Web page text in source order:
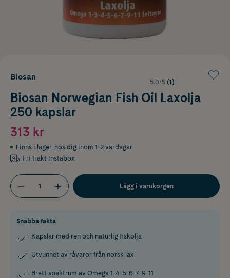
Biosan
5.0/5 (1)
Biosan Norwegian Fish Oil Laxolja
250 kapslar
313 kr
Finns i lager, hos dig inom 1-2 vardagar
Fri frakt Instabox
Lägg i varukorgen
Snabba fakta
Kapslar med ren och naturlig fiskolja
Utvunnet av råvaror från norsk lax
Brett spektrum av Omega 1-4-5-6-7-9-11